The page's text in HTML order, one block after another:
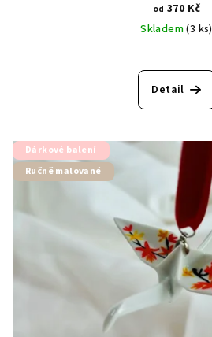
od 370 Kč
Skladem(3 ks)
Detail
Dárkové balení
Ručně malované